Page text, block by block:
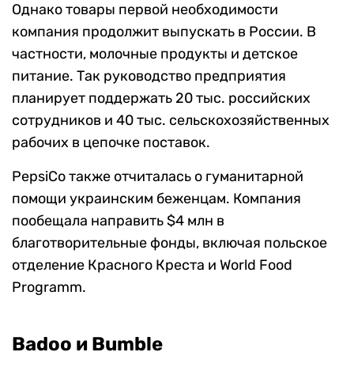
Однако товары первой необходимости
компания продолжит выпускать в России. В
частности, молочные продукты и детское
питание. Так руководство предприятия
планирует поддержать 20 тыс. российских
сотрудников и 40 тыс. сельскохозяйственных
рабочих в цепочке поставок.
PepsiCo также отчиталась о гуманитарной
помощи украинским беженцам. Компания
пообещала направить $4 млн в
благотворительные фонды, включая польское
отделение Красного Креста и World Food
Programm.
Badoo и Bumble